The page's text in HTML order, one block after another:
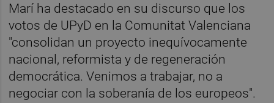
Marí ha destacado en su discurso que los
votos de UPyD en la Comunitat Valenciana
"consolidan un proyecto inequívocamente
nacional, reformista y de regeneración
democrática. Venimos a trabajar, no a
negociar con la soberanía de los europeos".